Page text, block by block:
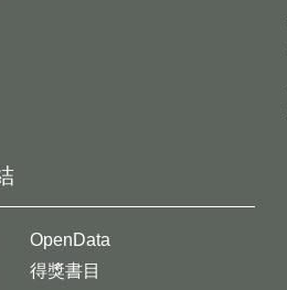
OpenData
得獎書目